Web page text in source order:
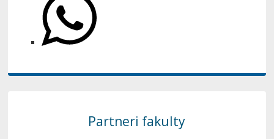
Partneri fakulty